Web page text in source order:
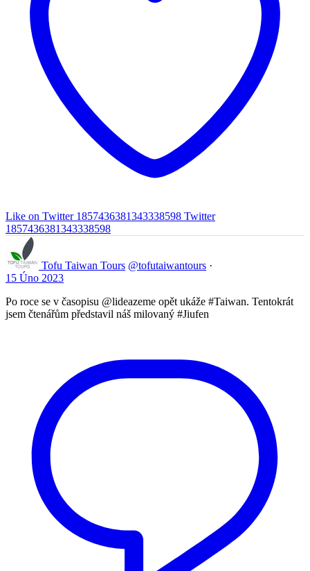
Like on Twitter 1857436381343338598 Twitter
1857436381343338598
Tofu Taiwan Tours @tofutaiwantours ·
15 Úno 2023
Po roce se v časopisu @lideazeme opět ukáže #Taiwan. Tentokrát
jsem čtenářům představil náš milovaný #Jiufen